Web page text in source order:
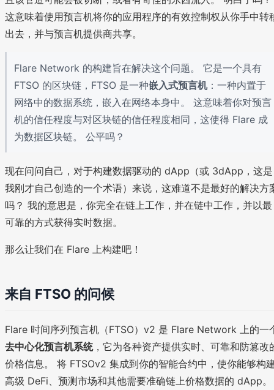
这意味着使用预言机将你的应用程序的有效控制权从你手中转
出去，并与预言机提供商共享。
Flare Network 的构建旨在解决这个问题。 它是一个具有
FTSO 的区块链，FTSO 是一种嵌入式预言机：一种内置于
网络中的数据系统，嵌入在网络本身中。 这意味着你对预言
机的信任程度与对区块链的信任程度相同，这使得 Flare 成
为数据区块链。 公平吗？
现在问问自己，对于构建数据驱动的 dApp（或 3dApp，这是
我刚才自己创造的一个术语）来说，这难道不是最好的解决方
吗？ 我的意思是，你完全在链上工作，并在链中工作，并以最
可靠的方式获得实时数据。
那么让我们在 Flare 上构建吧！
来自 FTSO 的问候
Flare 时间序列预言机（FTSO）v2 是 Flare Network 上的一
去中心化预言机系统，它为各种资产提供实时、可靠和防篡改
价格信息。 将 FTSOv2 集成到你的智能合约中，使你能够构
高级 DeFi、预测市场和其他需要准确链上价格数据的 dApp。